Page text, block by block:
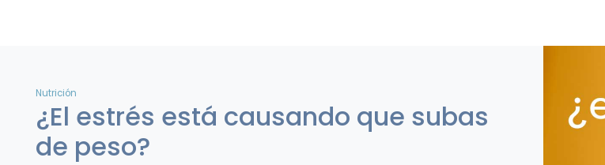
Nutrición
¿El estrés está causando que subas
de peso?